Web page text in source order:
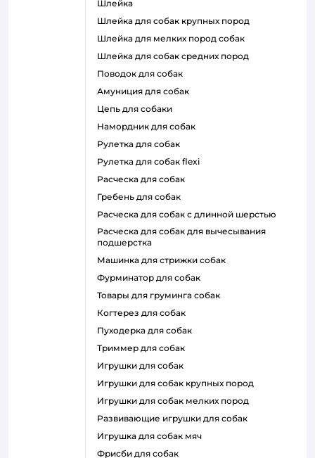
шлейка
шлейка для собак крупных пород
шлейка для мелких пород собак
шлейка для собак средних пород
поводок для собак
амуниция для собак
цепь для собаки
намордник для собак
рулетка для собак
рулетка для собак flexi
расческа для собак
гребень для собак
расческа для собак с длинной шерстью
расческа для собак для вычесывания
подшерстка
машинка для стрижки собак
фурминатор для собак
товары для груминга собак
когтерез для собак
пуходерка для собак
триммер для собак
игрушки для собак
игрушки для собак крупных пород
игрушки для собак мелких пород
развивающие игрушки для собак
игрушка для собак мяч
фрисби для собак